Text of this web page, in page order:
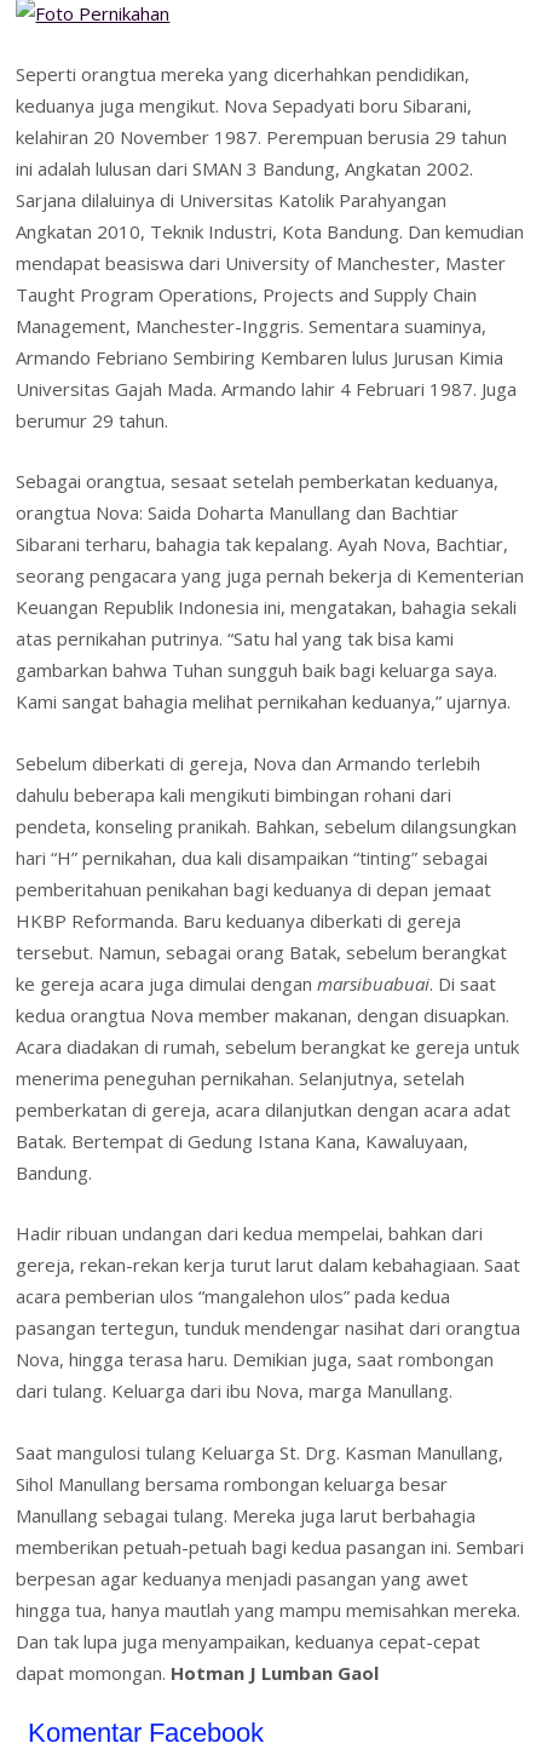
Seperti orangtua mereka yang dicerhahkan pendidikan,
keduanya juga mengikut. Nova Sepadyati boru Sibarani,
kelahiran 20 November 1987. Perempuan berusia 29 tahun
ini adalah lulusan dari SMAN 3 Bandung, Angkatan 2002.
Sarjana dilaluinya di Universitas Katolik Parahyangan
Angkatan 2010, Teknik Industri, Kota Bandung. Dan kemudian
mendapat beasiswa dari University of Manchester, Master
Taught Program Operations, Projects and Supply Chain
Management, Manchester-Inggris. Sementara suaminya,
Armando Febriano Sembiring Kembaren lulus Jurusan Kimia
Universitas Gajah Mada. Armando lahir 4 Februari 1987. Juga
berumur 29 tahun.
Sebagai orangtua, sesaat setelah pemberkatan keduanya,
orangtua Nova: Saida Doharta Manullang dan Bachtiar
Sibarani terharu, bahagia tak kepalang. Ayah Nova, Bachtiar,
seorang pengacara yang juga pernah bekerja di Kementerian
Keuangan Republik Indonesia ini, mengatakan, bahagia sekali
atas pernikahan putrinya. “Satu hal yang tak bisa kami
gambarkan bahwa Tuhan sungguh baik bagi keluarga saya.
Kami sangat bahagia melihat pernikahan keduanya,” ujarnya.
Sebelum diberkati di gereja, Nova dan Armando terlebih
dahulu beberapa kali mengikuti bimbingan rohani dari
pendeta, konseling pranikah. Bahkan, sebelum dilangsungkan
hari “H” pernikahan, dua kali disampaikan “tinting” sebagai
pemberitahuan penikahan bagi keduanya di depan jemaat
HKBP Reformanda. Baru keduanya diberkati di gereja
tersebut. Namun, sebagai orang Batak, sebelum berangkat
ke gereja acara juga dimulai denganmarsibuabuai. Di saat
kedua orangtua Nova member makanan, dengan disuapkan.
Acara diadakan di rumah, sebelum berangkat ke gereja untuk
menerima peneguhan pernikahan. Selanjutnya, setelah
pemberkatan di gereja, acara dilanjutkan dengan acara adat
Batak. Bertempat di Gedung Istana Kana, Kawaluyaan,
Bandung.
Hadir ribuan undangan dari kedua mempelai, bahkan dari
gereja, rekan-rekan kerja turut larut dalam kebahagiaan. Saat
acara pemberian ulos “mangalehon ulos” pada kedua
pasangan tertegun, tunduk mendengar nasihat dari orangtua
Nova, hingga terasa haru. Demikian juga, saat rombongan
dari tulang. Keluarga dari ibu Nova, marga Manullang.
Saat mangulosi tulang Keluarga St. Drg. Kasman Manullang,
Sihol Manullang bersama rombongan keluarga besar
Manullang sebagai tulang. Mereka juga larut berbahagia
memberikan petuah-petuah bagi kedua pasangan ini. Sembari
berpesan agar keduanya menjadi pasangan yang awet
hingga tua, hanya mautlah yang mampu memisahkan mereka.
Dan tak lupa juga menyampaikan, keduanya cepat-cepat
dapat momongan. Hotman J Lumban Gaol
Komentar Facebook